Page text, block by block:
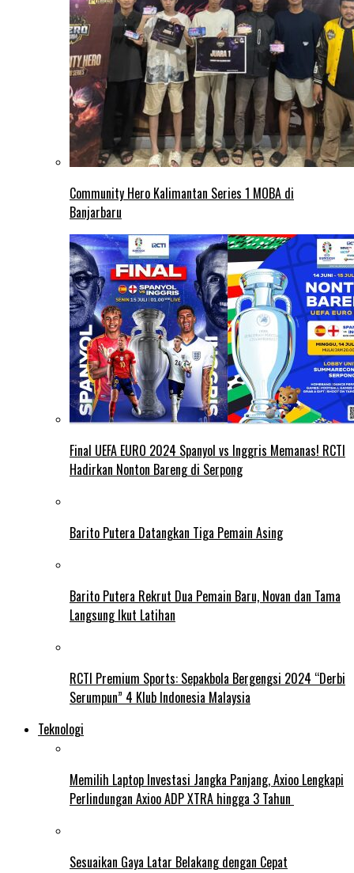
Community Hero Kalimantan Series 1 MOBA di
Banjarbaru
Final UEFA EURO 2024 Spanyol vs Inggris Memanas! RCTI
Hadirkan Nonton Bareng di Serpong
Barito Putera Datangkan Tiga Pemain Asing
Barito Putera Rekrut Dua Pemain Baru, Novan dan Tama
Langsung Ikut Latihan
RCTI Premium Sports: Sepakbola Bergengsi 2024 “Derbi
Serumpun” 4 Klub Indonesia Malaysia
Teknologi
Memilih Laptop Investasi Jangka Panjang, Axioo Lengkapi
Perlindungan Axioo ADP XTRA hingga 3 Tahun
Sesuaikan Gaya Latar Belakang dengan Cepat